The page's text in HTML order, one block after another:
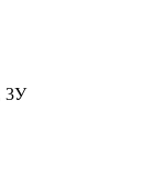
3У